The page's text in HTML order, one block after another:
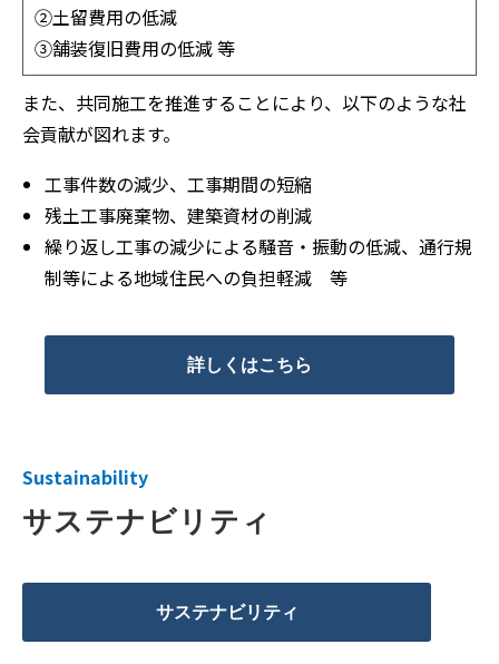
②土留費用の低減
③舗装復旧費用の低減 等
また、共同施工を推進することにより、以下のような社
会貢献が図れます。
工事件数の減少、工事期間の短縮
残土工事廃棄物、建築資材の削減
繰り返し工事の減少による騒音・振動の低減、通行規
制等による地域住民への負担軽減 等
詳しくはこちら
Sustainability
サステナビリティ
サステナビリティ